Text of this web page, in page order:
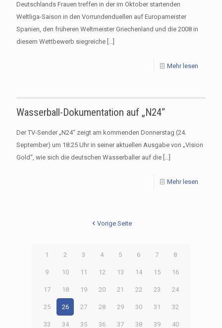
Deutschlands Frauen treffen in der im Oktober startenden
Weltliga-Saison in den Vorrundenduellen auf Europameister
Spanien, den früheren Weltmeister Griechenland und die 2008 in
diesem Wettbewerb siegreiche […]
Mehr lesen
Wasserball-Dokumentation auf „N24“
Der TV-Sender „N24“ zeigt am kommenden Donnerstag (24.
September) um 18:25 Uhr in seiner aktuellen Ausgabe von „Vision
Gold“, wie sich die deutschen Wasserballer auf die […]
Mehr lesen
Vorige Seite
1 2 3 4 5 6 7 8
9 10 11 12 13 14 15 16
17 18 19 20 21 22 23 24
25 26 27 28 29 30 31 32
33 34 35 36 37 38 39 40